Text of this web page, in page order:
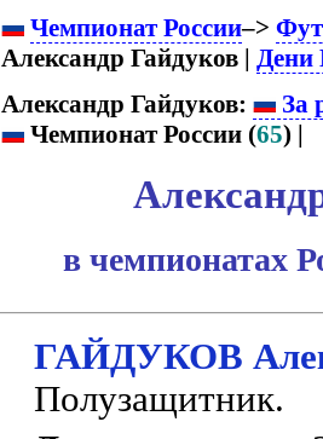
Чемпионат России–>
Александр Гайдуков | Дени
Александр Гайдуков:
За
Чемпионат России (65) |
в чемпионатах
ГАЙДУКОВ
Полузащитник.